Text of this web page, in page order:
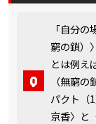
「自分
窮の鎖）
とは例え
（無窮
パクト（
京香〉と